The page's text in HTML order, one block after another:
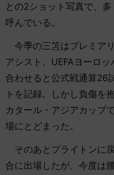
との2ショット写真で、
呼んでいる。
今季の三笘はプレミア
アシスト、UEFAヨーロ
合わせると公式戦通算26
トを記録。しかし負傷を
カタール・アジアカップ
場にとどまった。
そのあとブライトンに
合に出場したが、今度は